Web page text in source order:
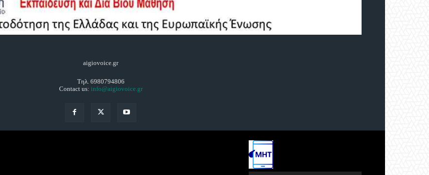
aigiovoice.gr
Τηλ. 6980794806
Contact us: info@aigiovoice.gr